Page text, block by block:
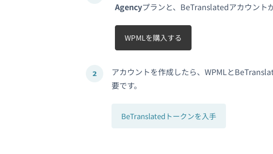
Agencyプランと、BeTranslatedアカウント
WPMLを購入する
アカウントを作成したら、WPMLと
要です。
BeTranslatedトークンを入手